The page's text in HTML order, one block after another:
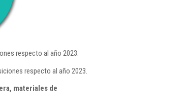
respecto al año 2023.
respecto al año 2023.
materiales de